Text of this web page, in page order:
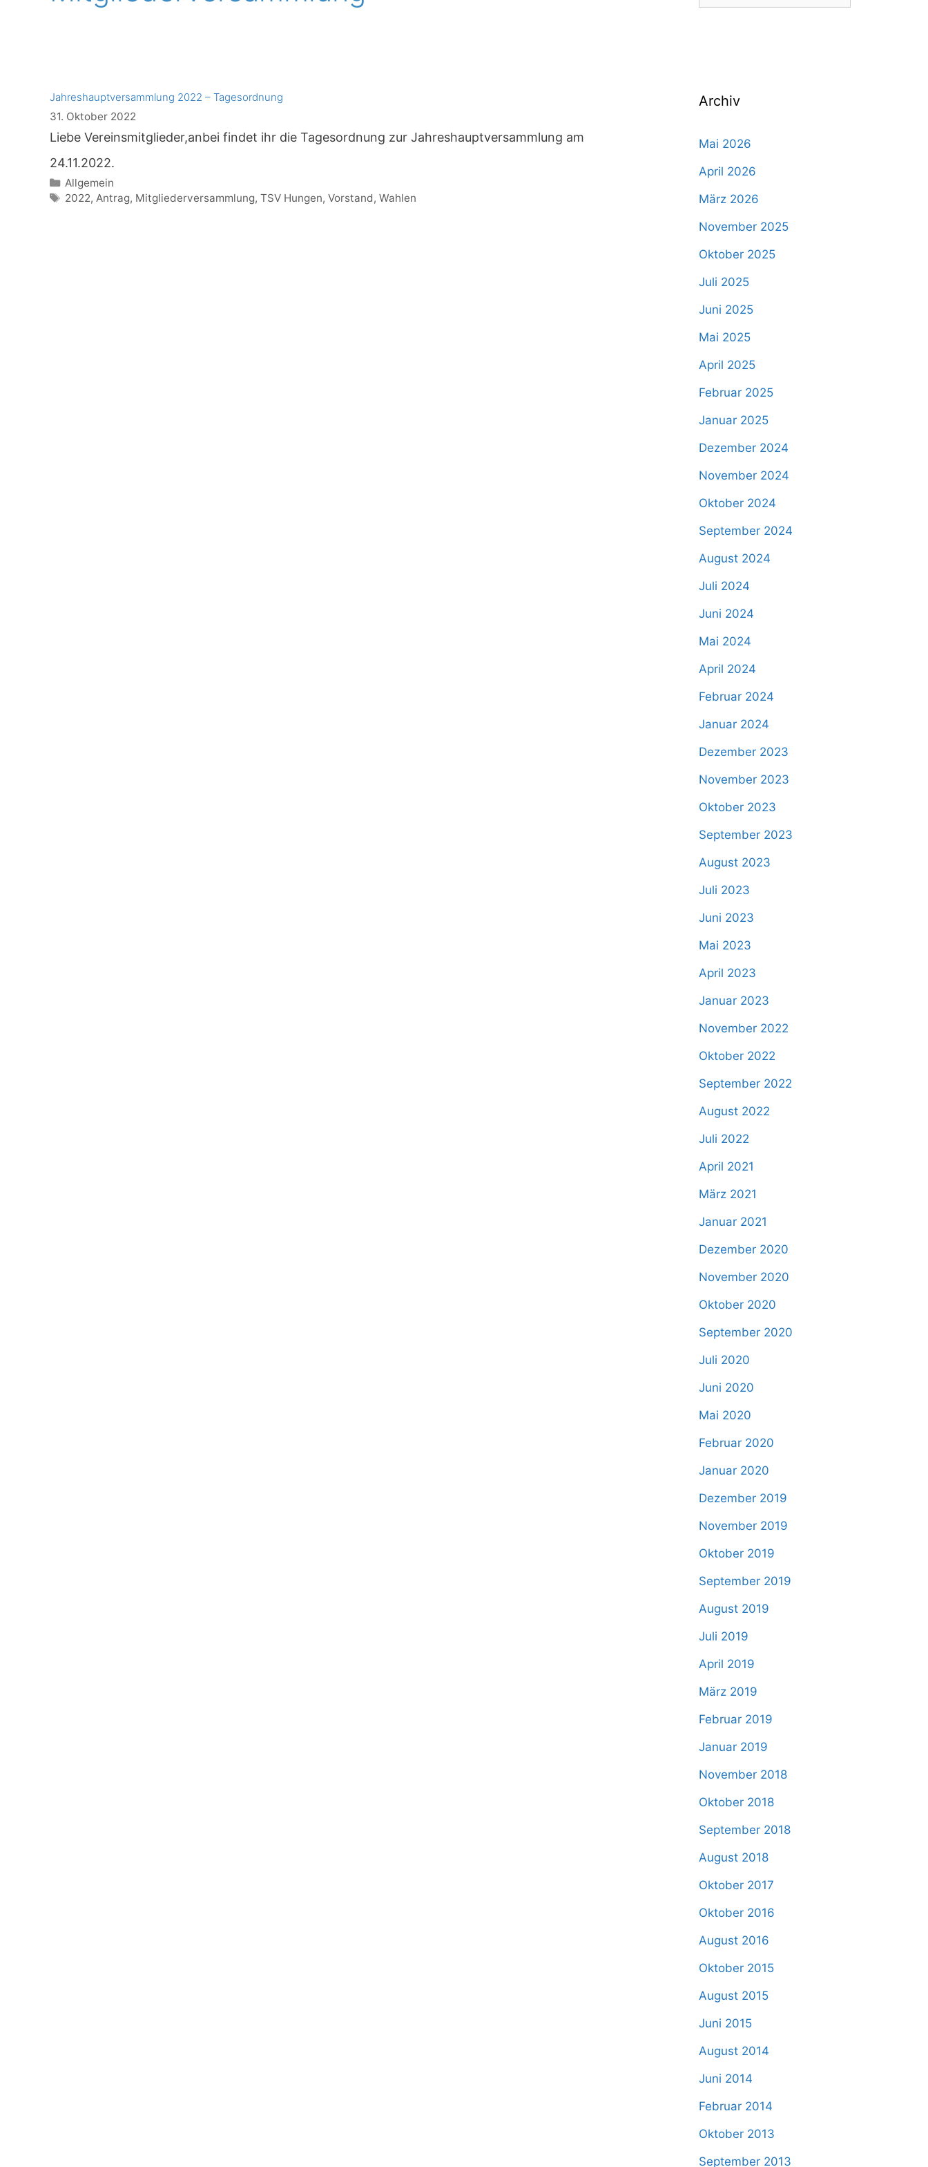
Jahreshauptversammlung 2022 – Tagesordnung
31. Oktober 2022
Liebe Vereinsmitglieder,anbei findet ihr die Tagesordnung zur Jahreshauptversammlung am
24.11.2022.
Kategorien
Allgemein
Schlagwörter
2022, Antrag, Mitgliederversammlung,TSV Hungen,Vorstand,Wahlen
nach:
Archiv
Mai 2026
April 2026
März 2026
November 2025
Oktober 2025
Juli 2025
Juni 2025
Mai 2025
April 2025
Februar 2025
Januar 2025
Dezember 2024
November 2024
Oktober 2024
September 2024
August 2024
Juli 2024
Juni 2024
Mai 2024
April 2024
Februar 2024
Januar 2024
Dezember 2023
November 2023
Oktober 2023
September 2023
August 2023
Juli 2023
Juni 2023
Mai 2023
April 2023
Januar 2023
November 2022
Oktober 2022
September 2022
August 2022
Juli 2022
April 2021
März 2021
Januar 2021
Dezember 2020
November 2020
Oktober 2020
September 2020
Juli 2020
Juni 2020
Mai 2020
Februar 2020
Januar 2020
Dezember 2019
November 2019
Oktober 2019
September 2019
August 2019
Juli 2019
April 2019
März 2019
Februar 2019
Januar 2019
November 2018
Oktober 2018
September 2018
August 2018
Oktober 2017
Oktober 2016
August 2016
Oktober 2015
August 2015
Juni 2015
August 2014
Juni 2014
Februar 2014
Oktober 2013
September 2013